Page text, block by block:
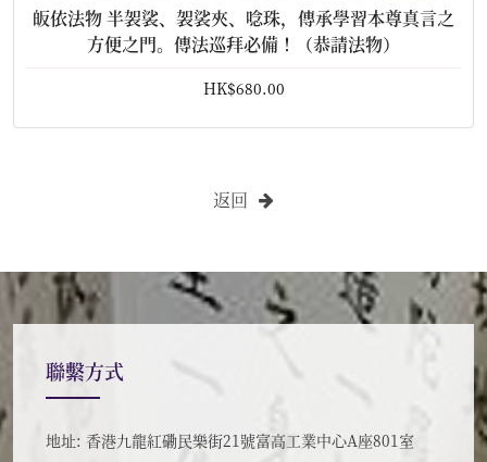
皈依法物 半袈裟、袈裟夾、唸珠，傳承學習本尊真言之
方便之門。傳法巡拜必備！（恭請法物）
HK$680.00
返回
聯繫方式
地址: 香港九龍紅磡民樂街21號富高工業中心A座801室